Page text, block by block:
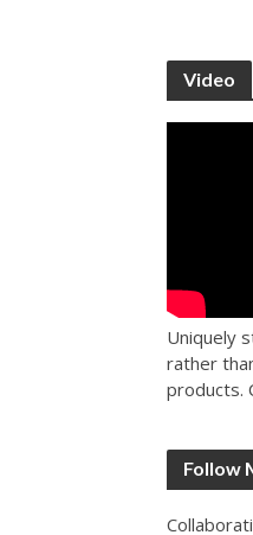
Video
Uniquely
rather
products.
Follow